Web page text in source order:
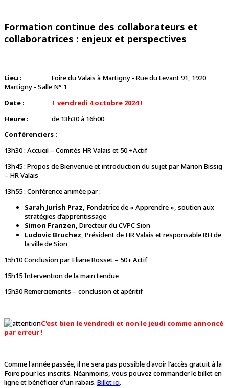
Formation continue des collaborateurs et
collaboratrices : enjeux et perspectives
Lieu : Foire du Valais à Martigny - Rue du Levant 91, 1920
Martigny - Salle N° 1
Date :
! vendredi 4 octobre 2024 !
Heure : de 13h30 à 16h00
Conférenciers :
13h30 : Accueil – Comités HR Valais et 50 +Actif
13h45 : Propos de Bienvenue et introduction du sujet par Marion Bissig
– HR Valais
13h55 : Conférence animée par :
Sarah Jurish Praz, Fondatrice de « Apprendre », soutien aux
stratégies d’apprentissage
Simon Franzen, Directeur du CVPC Sion
Ludovic Bruchez, Président de HR Valais et responsable RH de
la ville de Sion
15h10 Conclusion par Eliane Rosset – 50+ Actif
15h15 Intervention de la main tendue
15h30 Remerciements – conclusion et apéritif
C'est bien le vendredi et non le jeudi comme annoncé
par erreur !
Comme l'année passée, il ne sera pas possible d'avoir l'accès gratuit à la
Foire pour les inscrits. Néanmoins, vous pouvez commander le billet en
ligne et bénéficier d'un rabais. Billet ici.